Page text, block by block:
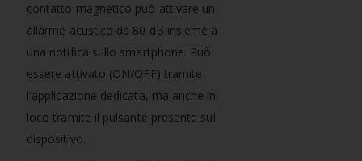
contatto magnetico può attivare un
allarme acustico da 80 dB insieme a
una notifica sullo smartphone. Può
essere attivato (ON/OFF) tramite
l'applicazione dedicata, ma anche in
loco tramite il pulsante presente sul
dispositivo.